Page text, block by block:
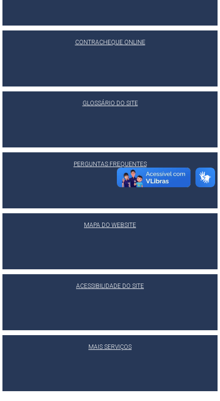
CONTRACHEQUE ONLINE
GLOSSÁRIO DO SITE
PERGUNTAS FREQUENTES
MAPA DO WEBSITE
ACESSIBILIDADE DO SITE
MAIS SERVIÇOS